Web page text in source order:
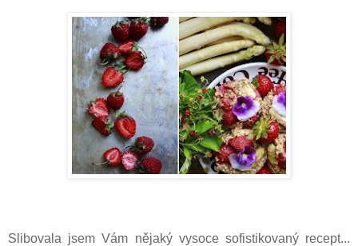
Slibovala jsem Vám nějaký vysoce sofistikovaný recept...